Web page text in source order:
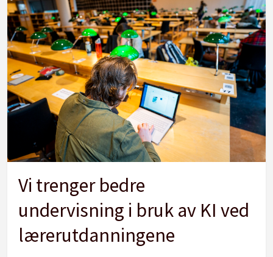
Vi trenger bedre
undervisning i bruk av KI ved
lærerutdanningene